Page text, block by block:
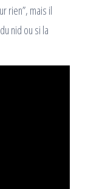
rien”, mais il
nid ou si la